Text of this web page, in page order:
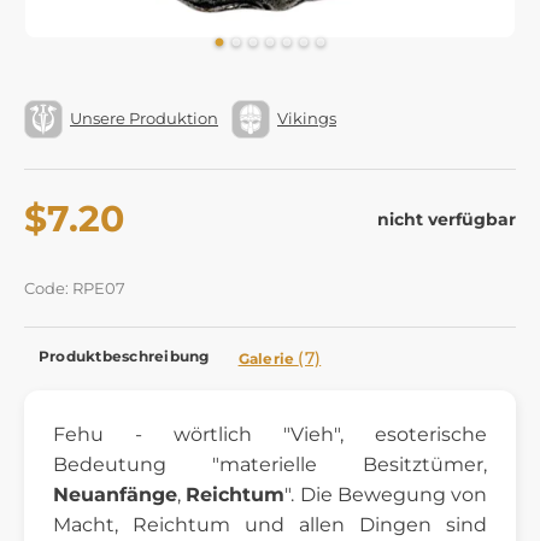
Unsere Produktion Vikings
$7.20 nicht verfügbar
Code: RPE07
Produktbeschreibung Galerie (7)
Fehu - wörtlich "Vieh", esoterische
Bedeutung "materielle Besitztümer,
Neuanfänge, Reichtum". Die Bewegung von
Macht, Reichtum und allen Dingen sind